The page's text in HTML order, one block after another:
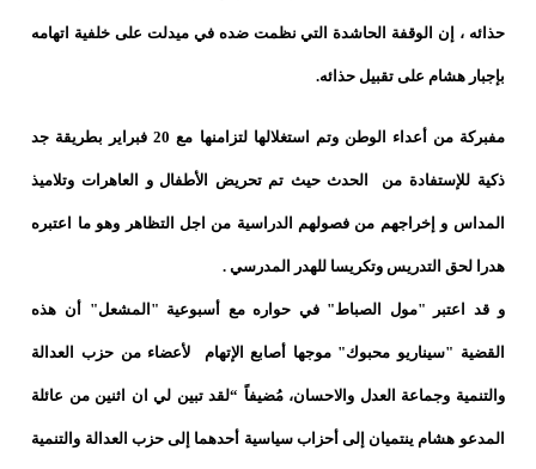
حذائه ، إن الوقفة الحاشدة التي نظمت ضده في ميدلت على خلفية اتهامه
بإجبار هشام على تقبيل حذائه.
مفبركة من أعداء الوطن وتم استغلالها لتزامنها مع 20 فبراير بطريقة جد
ذكية للإستفادة من الحدث حيث تم تحريض الأطفال و العاهرات وتلاميذ
المداس و إخراجهم من فصولهم الدراسية من اجل التظاهر وهو ما اعتبره
هدرا لحق التدريس وتكريسا للهدر المدرسي .
و قد اعتبر "مول الصباط" في حواره مع أسبوعية "المشعل" أن هذه
القضية "سيناريو محبوك" موجها أصابع الإتهام لأعضاء من حزب العدالة
والتنمية وجماعة العدل والاحسان، مُضيفاً “لقد تبين لي ان اثنين من عائلة
المدعو هشام ينتميان إلى أحزاب سياسية أحدهما إلى حزب العدالة والتنمية